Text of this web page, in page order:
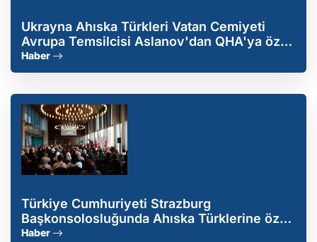
Ukrayna Ahıska Türkleri Vatan Cemiyeti
Avrupa Temsilcisi Aslanov'dan QHA'ya özel
açıklamalar
Haber
Türkiye Cumhuriyeti Strazburg
Başkonsolosluğunda Ahıska Türklerine özel
program
Haber